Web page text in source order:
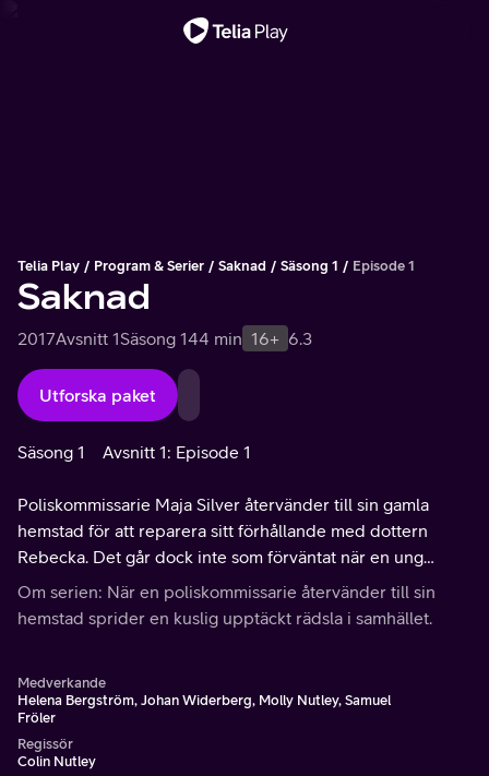
Telia Play Program & Serier Saknad Säsong 1 Episode 1
Saknad
2017Avsnitt 1Säsong 144 min 16+ 6.3
Utforska paket
Säsong 1 Avsnitt 1: Episode 1
Poliskommissarie Maja Silver återvänder till sin gamla
hemstad för att reparera sitt förhållande med dottern
Rebecka. Det går dock inte som förväntat när en ung
kvinna hittas död i ett dike. Är det en olycka, ett självmord
eller ett mord?
Om serien: När en poliskommissarie återvänder till sin
hemstad sprider en kuslig upptäckt rädsla i samhället.
Medverkande
Helena Bergström, Johan Widerberg, Molly Nutley, Samuel
Fröler
Regissör
Colin Nutley